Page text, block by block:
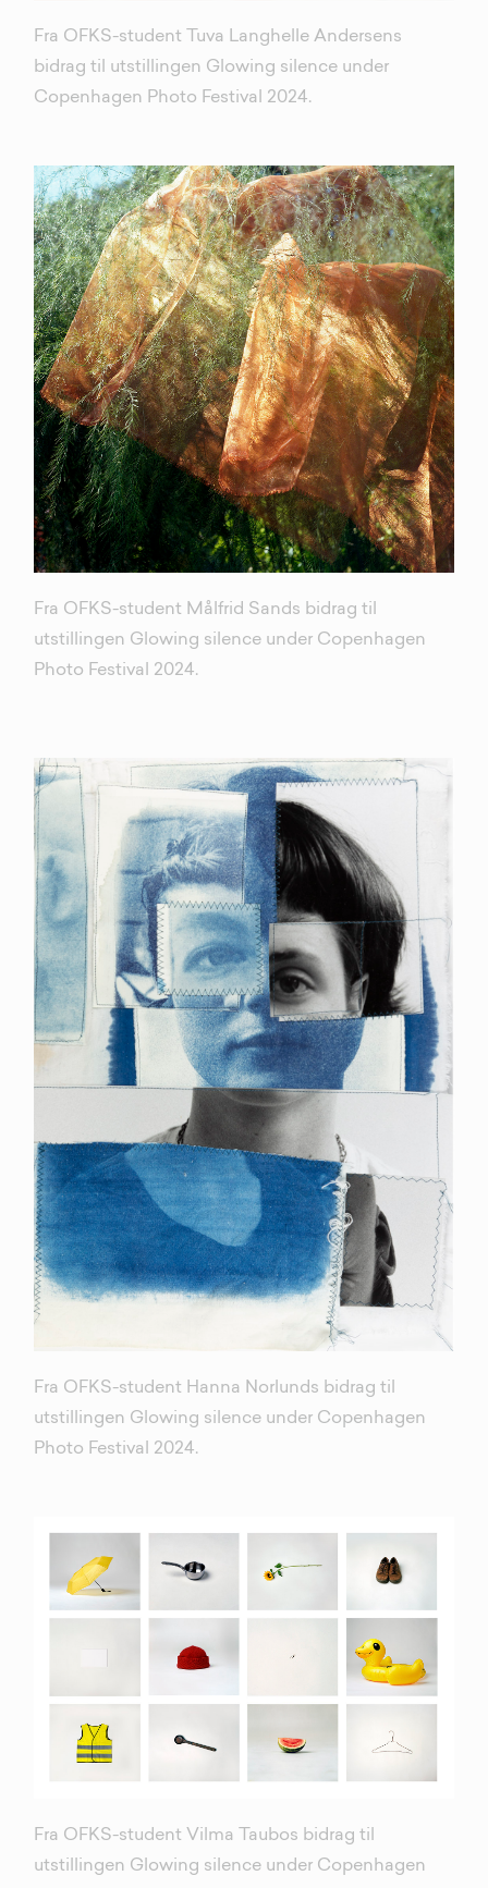
Fra OFKS-student Tuva Langhelle Andersens
bidrag til utstillingen Glowing silence under
Copenhagen Photo Festival 2024.
Fra OFKS-student Målfrid Sands bidrag til
utstillingen Glowing silence under Copenhagen
Photo Festival 2024.
Fra OFKS-student Hanna Norlunds bidrag til
utstillingen Glowing silence under Copenhagen
Photo Festival 2024.
Fra OFKS-student Vilma Taubos bidrag til
utstillingen Glowing silence under Copenhagen